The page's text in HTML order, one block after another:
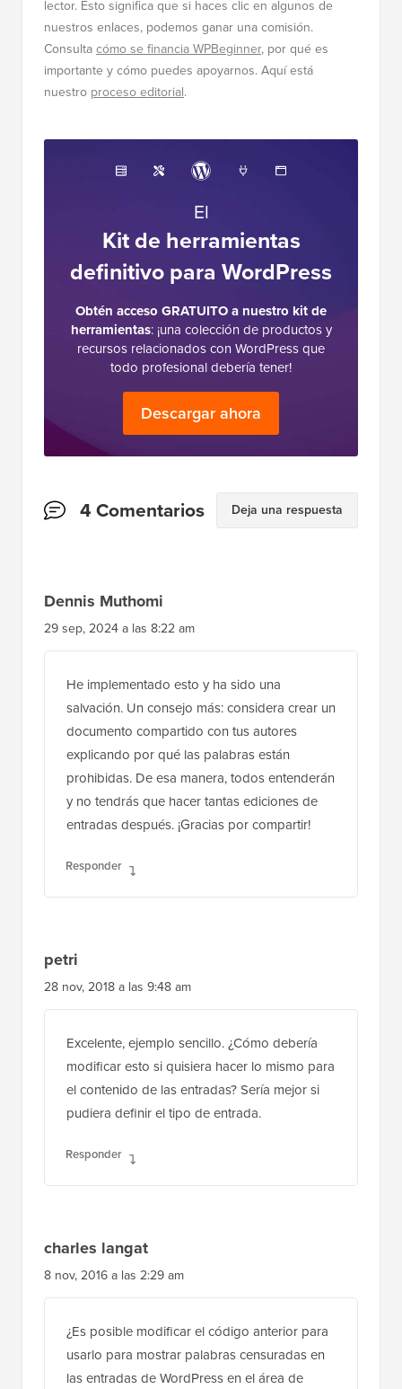
lector. Esto significa que si haces clic en algunos de
nuestros enlaces, podemos ganar una comisión.
Consultacómo se financia WPBeginner, por qué es
importante y cómo puedes apoyarnos. Aquí está
nuestro proceso editorial.
El
Kit de herramientas
definitivo para WordPress
Obtén acceso GRATUITO a nuestro kit de
herramientas: ¡una colección de productos y
recursos relacionados con WordPress que
todo profesional debería tener!
Descargar ahora
Interacciones
4 Comentarios Deja una respuesta
Dennis Muthomi
29 sep, 2024 a las 8:22 am
He implementado esto y ha sido una
salvación. Un consejo más: considera crear un
documento compartido con tus autores
explicando por qué las palabras están
prohibidas. De esa manera, todos entenderán
y no tendrás que hacer tantas ediciones de
entradas después. ¡Gracias por compartir!
Responder
petri
28 nov, 2018 a las 9:48 am
Excelente, ejemplo sencillo. ¿Cómo debería
modificar esto si quisiera hacer lo mismo para
el contenido de las entradas? Sería mejor si
pudiera definir el tipo de entrada.
Responder
charles langat
8 nov, 2016 a las 2:29 am
¿Es posible modificar el código anterior para
usarlo para mostrar palabras censuradas en
las entradas de WordPress en el área de